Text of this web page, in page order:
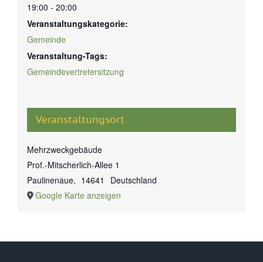
19:00 - 20:00
Veranstaltungskategorie:
Gemeinde
Veranstaltung-Tags:
Gemeindevertretersitzung
Veranstaltungsort
Mehrzweckgebäude
Prof.-Mitscherlich-Allee 1
Paulinenaue, 14641
Deutschland
Google Karte anzeigen